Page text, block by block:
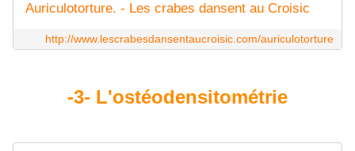
Auriculotorture. - Les crabes dansent au Croisic
http://www.lescrabesdansentaucroisic.com/auriculotorture
-3- L'ostéodensitométrie